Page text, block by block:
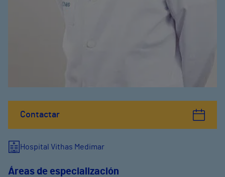
Contactar
Hospital Vithas Medimar
Áreas de especialización